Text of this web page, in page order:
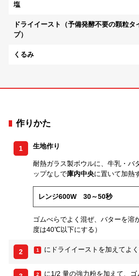
塩
ドライイースト（予備発酵不要の顆粒タ
プ）
くるみ
作りかた
1 生地作り
耐熱ガラス製ボウルに、牛乳・バ
ップなしで庫内中央に置いて加熱
レンジ600W 30～50秒
ゴムべらでよく混ぜ、バターを溶
度は40℃以下にする）
2 1 にドライイーストを加えてよく
2 に1/2 量の強力粉を加えて、